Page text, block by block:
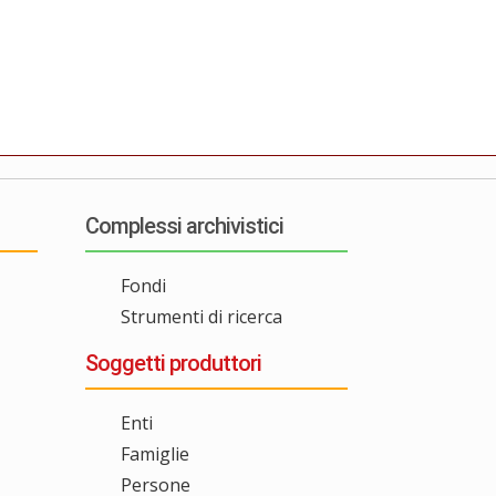
Complessi archivistici
Fondi
Strumenti di ricerca
Soggetti produttori
Enti
Famiglie
Persone